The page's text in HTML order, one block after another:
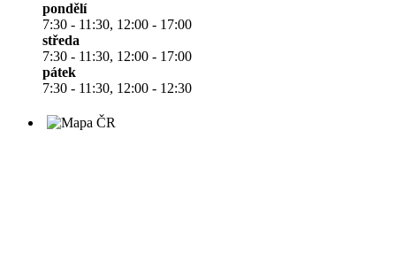
pondělí
7:30 - 11:30, 12:00 - 17:00
středa
7:30 - 11:30, 12:00 - 17:00
pátek
7:30 - 11:30, 12:00 - 12:30